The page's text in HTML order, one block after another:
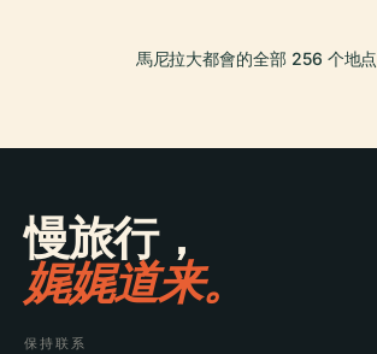
馬尼拉大都會的全部 256 个地点
慢旅行，
娓娓道来。
保持联系